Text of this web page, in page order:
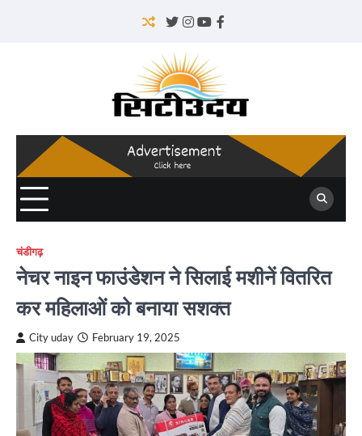
Twitter
Instagram
YouTube
Facebook
चंडीगढ़
नेचर नाइन फाउंडेशन ने सिलाई मशीनें वितरित
कर महिलाओं को बनाया सशक्त
City uday February 19, 2025